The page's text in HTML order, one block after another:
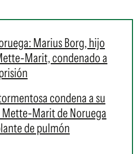
Marius Borg, hijo
Marit, condenado a
condena a su
Mette-Marit de Noruega
de pulmón